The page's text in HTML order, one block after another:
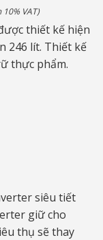
VAT)
thiết kế hiện
246 lít. Thiết kế
thực phẩm.
siêu tiết
giữ cho
thụ sẽ thay